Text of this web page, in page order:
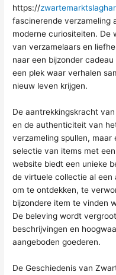
https://
fascinerende verzameling
moderne curiositeiten. De
van verzamelaars en
naar een bijzonder
een plek waar verhalen
nieuw leven krijgen.
De aantrekkingskracht
en de authenticiteit van
verzameling spullen, maar
selectie van items met
website biedt een unieke
de virtuele collectie al een
om te ontdekken, te
bijzondere item te vinden
De beleving wordt
beschrijvingen en
aangeboden goederen.
De Geschiedenis van